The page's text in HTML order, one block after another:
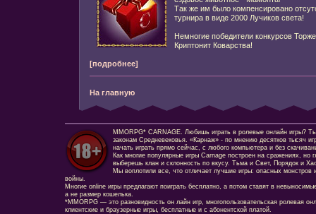
Так же им было компенсировано
турнира в виде 2000 Лучиков света!
Немногие победители конкурсов
Криптонит Коварства!
[подробнее]
На главную
MMORPG* CARNAGE. Любишь играть в ролевые онлайн игры?
законам Средневековья. «Карнаж» - по мнению десятков тысяч
начать играть прямо сейчас, с любого компьютера и без
Как многие популярные игры Carnage построен на сражениях, но
выберешь клан и склонность по вкусу. Тьма и Свет, Порядок и
Мы воплотили все, что отличает лучшие игры: опасных монстров
войны.
Многие online игры предлагают поиграть бесплатно, а потом ставят в
а не размер кошелька.
*MMORPG — это разновидность он лайн игр, многопользовательская ролевая
клиентские и браузерные игры, бесплатные и с абонентской платой.